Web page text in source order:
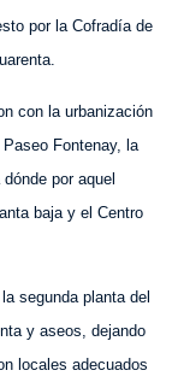
por la Cofradía de
con la urbanización
Fontenay, la
por aquel
baja y el Centro
segunda planta del
y aseos, dejando
locales adecuados